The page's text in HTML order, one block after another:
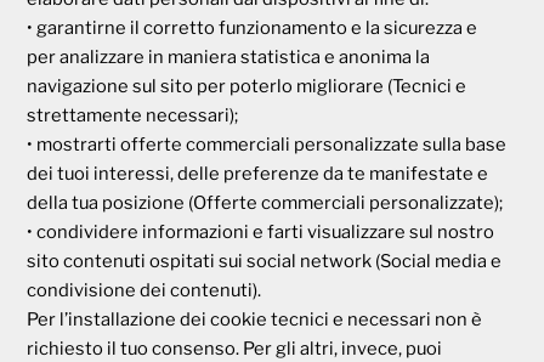
Via Parigi, 11
00185 Roma
P.I e C.F. 04273791006
Tel. 800 99 93 83
Fax 06 44 24 87 05
e-mail:backoffice@cassagaleno.it
• garantirne il corretto funzionamento e la sicurezza e
per analizzare in maniera statistica e anonima la
navigazione sul sito per poterlo migliorare (Tecnici e
strettamente necessari);
• mostrarti offerte commerciali personalizzate sulla base
dei tuoi interessi, delle preferenze da te manifestate e
della tua posizione (Offerte commerciali personalizzate);
• condividere informazioni e farti visualizzare sul nostro
sito contenuti ospitati sui social network (Social media e
condivisione dei contenuti).
Per l’installazione dei cookie tecnici e necessari non è
richiesto il tuo consenso. Per gli altri, invece, puoi